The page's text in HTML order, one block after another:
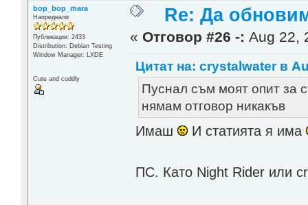
bop_bop_mara
Напреднали
Публикации: 2433
Distribution: Debian Testing
Window Manager: LXDE
Cute and cuddly
Re: Да
« Отговор #26 -: Aug 22,
Цитат на: crystalwater в
Пуснал съм моят опит за
нямам отговор никакъв
Имаш И статията я има
ПС. Като Night Rider или